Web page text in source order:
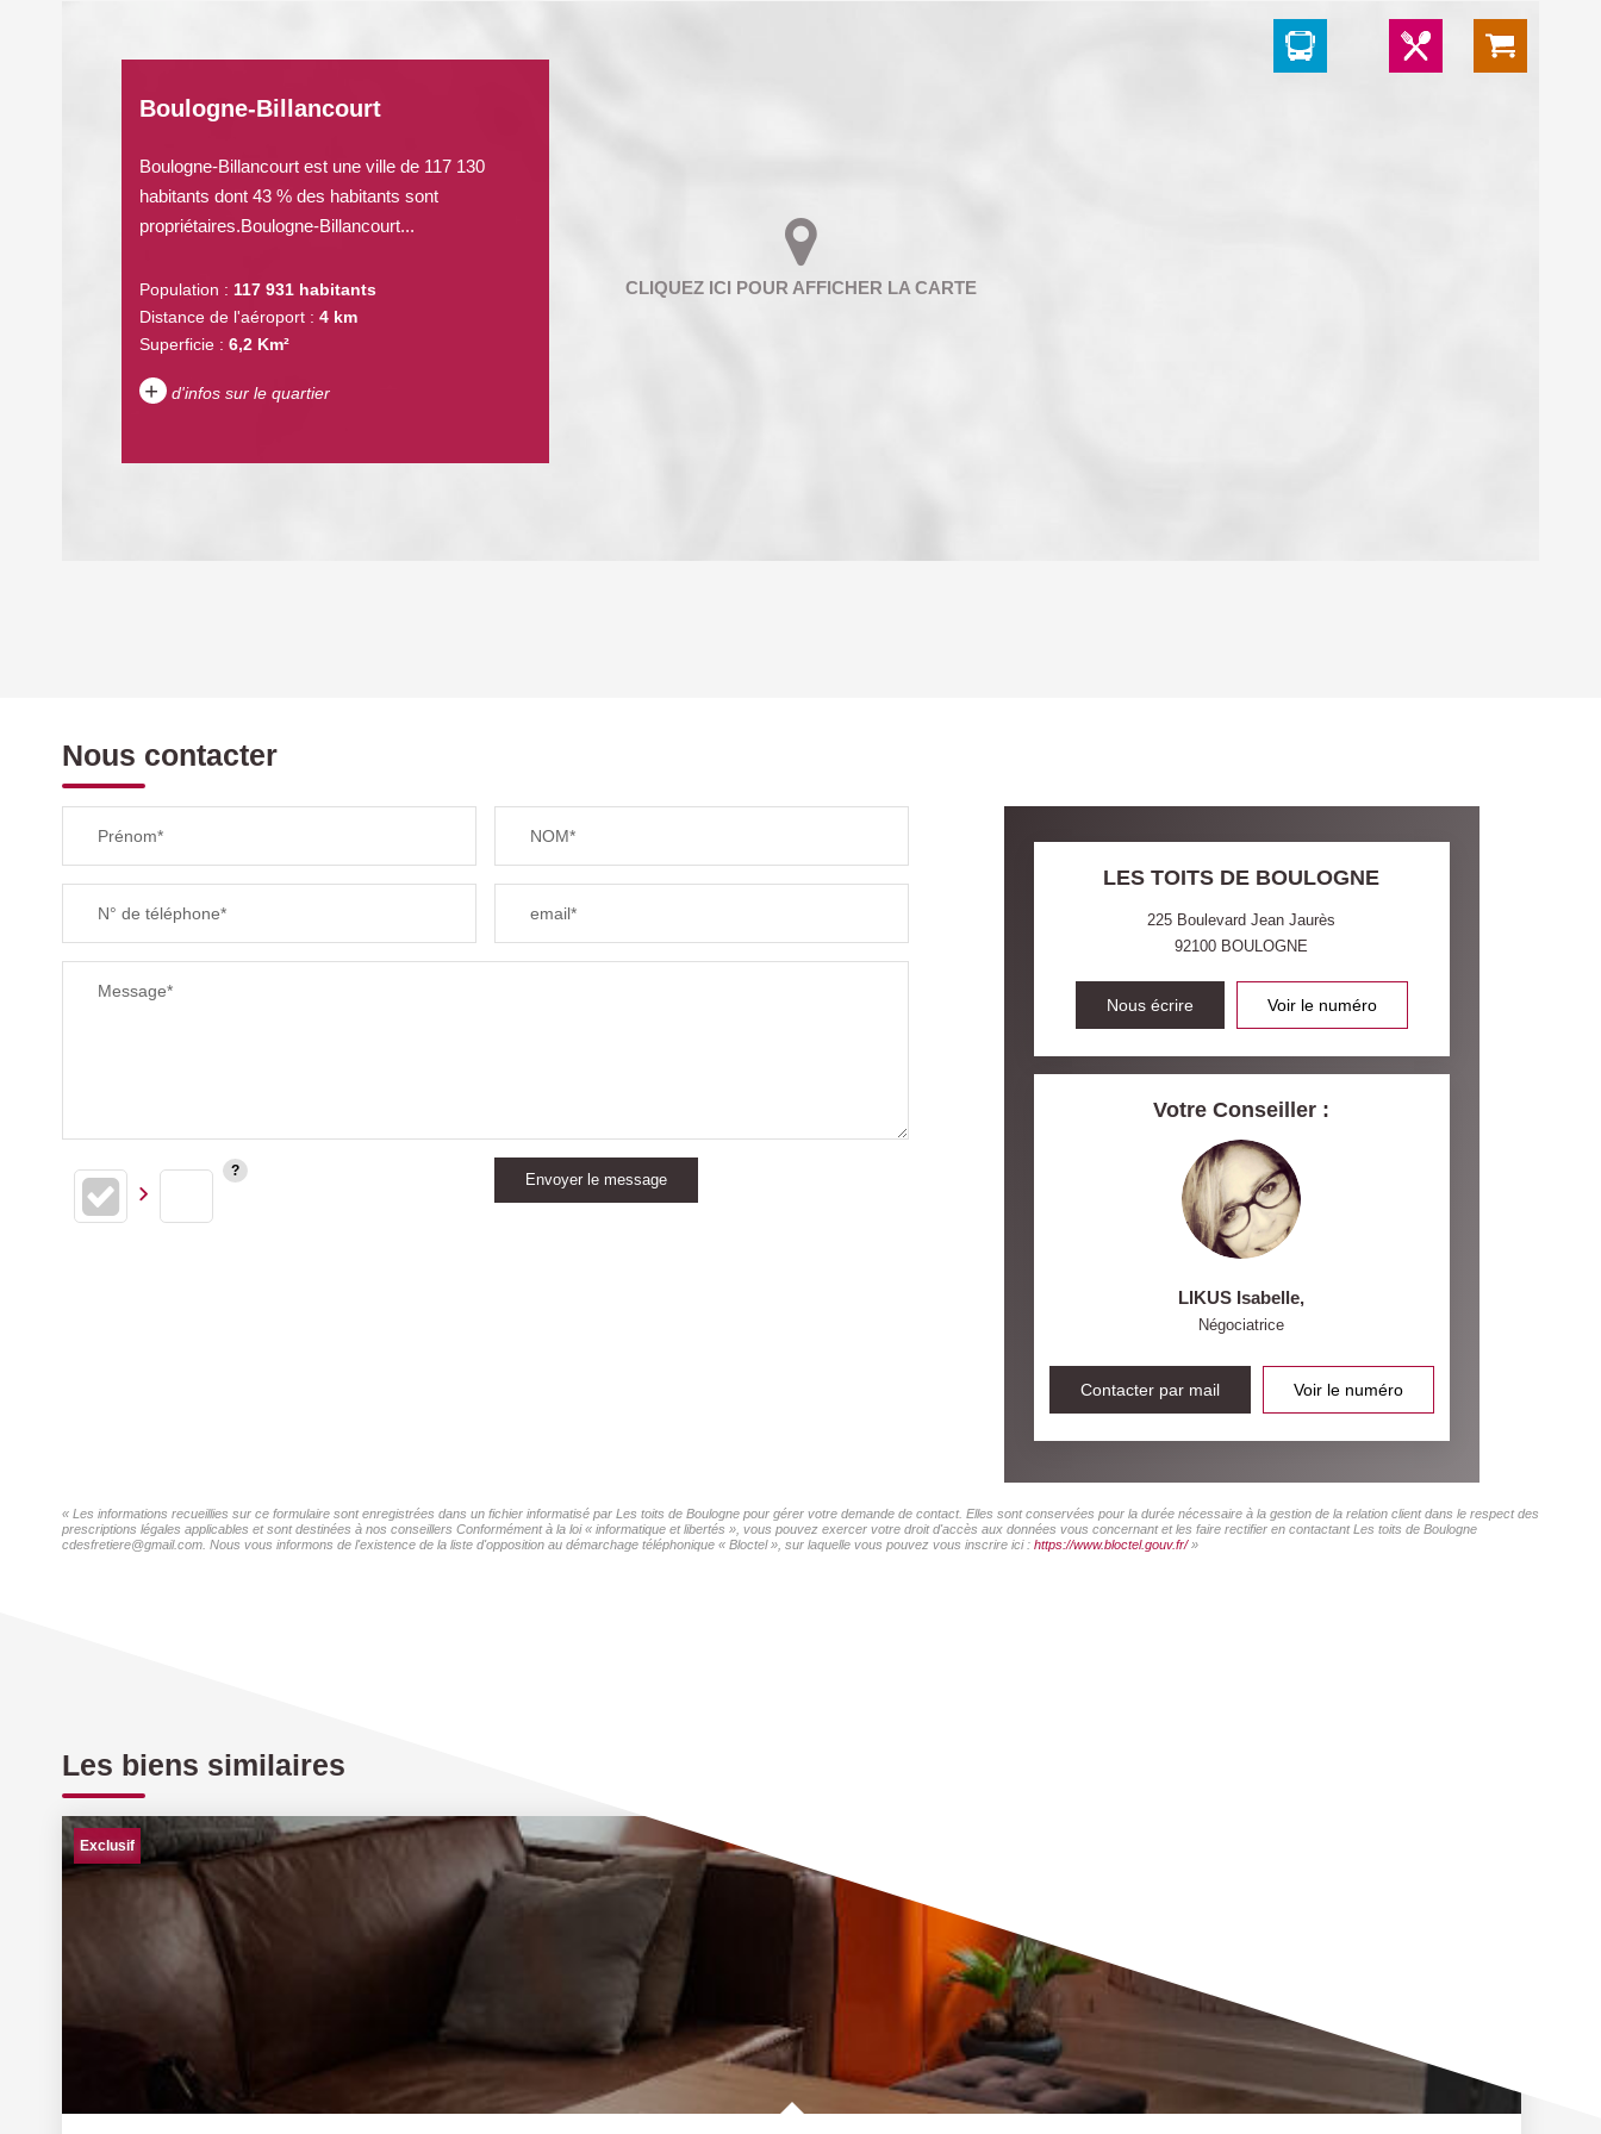
Boulogne-Billancourt
Boulogne-Billancourt est une ville de 117 130
habitants dont 43 % des habitants sont
propriétaires.Boulogne-Billancourt...
Population : 117 931 habitants
Distance de l'aéroport : 4 km
Superficie : 6,2 Km²
+ d'infos sur le quartier
TAXE FONCIÈRE
RESTAURANTS ET CAFÉS COMMERCES
Nous contacter
Prénom* NOM*
N° de téléphone* email*
Message*
Envoyer le message
LES TOITS DE BOULOGNE
225 Boulevard Jean Jaurès
92100 BOULOGNE
Nous écrire Voir le numéro
Votre Conseiller :
LIKUS Isabelle,
Négociatrice
Contacter par mail Voir le numéro
« Les informations recueillies sur ce formulaire sont enregistrées dans un fichier informatisé par Les toits de Boulogne pour gérer votre demande de contact. Elles sont conservées pour la durée nécessaire à la gestion de la relation client dans le respect des
prescriptions légales applicables et sont destinées à nos conseillers Conformément à la loi « informatique et libertés », vous pouvez exercer votre droit d'accès aux données vous concernant et les faire rectifier en contactant Les toits de Boulogne
cdesfretiere@gmail.com. Nous vous informons de l'existence de la liste d'opposition au démarchage téléphonique « Bloctel », sur laquelle vous pouvez vous inscrire ici : https://www.bloctel.gouv.fr/»
Les biens similaires
Exclusif